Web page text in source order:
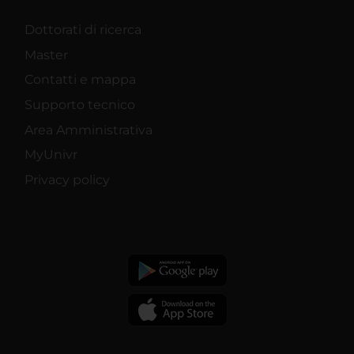
Dottorati di ricerca
Master
Contatti e mappa
Supporto tecnico
Area Amministrativa
MyUnivr
Privacy policy